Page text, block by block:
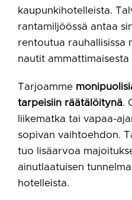
kaupunkihotelleista.
rantamiljöössä antaa
rentoutua rauhallisissa
nautit ammattimaisesta
Tarjoamme
tarpeisiin räätälöitynä.
liikematka tai vapaa-
sopivan vaihtoehdon.
tuo lisäarvoa
ainutlaatuisen
hotelleista.